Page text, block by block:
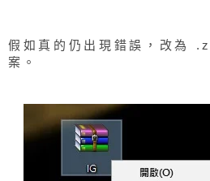
假如真的仍出現錯誤，改為
案。